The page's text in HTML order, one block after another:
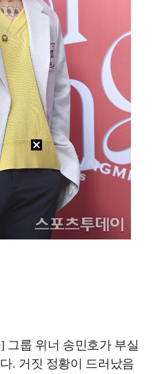
그룹 위너 송민호가 부실
. 거짓 정황이 드러났음